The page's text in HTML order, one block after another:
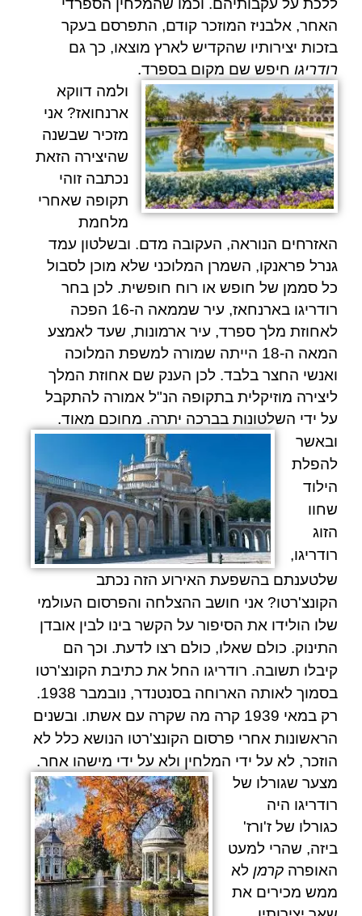
ללכת על עקבותיהם. וכמו שהמלחין הספרדי
האחר, אלבניז המוזכר קודם, התפרסם בעקר
בזכות יצירותיו שהקדיש לארץ מוצאו, כך גם
רודריגו חיפש שם מקום בספרד.
ולמה דווקא
ארנחואז? אני
מזכיר שבשנה
שהיצירה הזאת
נכתבה זוהי
תקופה שאחרי
מלחמת
האזרחים הנוראה, העקובה מדם. ובשלטון עמד
גנרל פראנקו, השמרן המלוכני שלא מוכן לסבול
כל סממן של חופש או רוח חופשית. לכן בחר
רודריגו בארנחאז,
עיר שממאה ה-16 הפכה
לאחוזת מלך ספרד, עיר ארמונות, שעד לאמצע
המאה ה-18 הייתה שמורה למשפת המלוכה
ואנשי החצר בלבד. לכן הענק שם אחוזת המלך
ליצירה מוזיקלית בתקופה הנ"ל אמורה להתקבל
על ידי השלטונות בברכה יתרה. מחוכם מאוד.
ובאשר
להפלת
הילוד
שחוו
הזוג
רודריגו,
שלטענתם בהשפעת האירוע הזה נכתב
הקונצ'רטו? אני חושב ההצלחה והפרסום העולמי
שלו הולידו את הסיפור על הקשר בינו לבין אובדן
התינוק. כולם שאלו, כולם רצו לדעת. וכך הם
קיבלו תשובה. רודריגו החל את כתיבת הקונצ'רטו
בסמוך לאותה הארוחה בסנטנדר
, נובמבר 1938.
רק במאי 1939 קרה מה שקרה עם אשתו. ובשנים
הראשונות אחרי פרסום הקונצ'רטו הנושא כלל לא
הוזכר, לא על ידי המלחין ולא על ידי מישהו אחר.
מצער שגורלו של
רודריגו היה
כגורלו של ז'ורז'
ביזה, שהרי למעט
האופרה קרמן לא
ממש מכירים את